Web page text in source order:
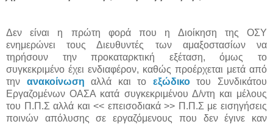
Δεν είναι η πρώτη φορά που η Διοίκηση της ΟΣΥ
ενημερώνει τους Διευθυντές των αμαξοστασίων να
τηρήσουν την προκαταρκτική εξέταση, όμως το
συγκεκριμένο έχει ενδιαφέρον, καθώς προέρχεται μετά από
την ανακοίνωση αλλά και το εξώδικοτου Συνδικάτου
Εργαζομένων ΟΑΣΑ κατά συγκεκριμένου Δ/ντη και μέλους
του Π.Π.Σ αλλά και << επεισοδιακά >> Π.Π.Σ με εισηγήσεις
ποινών απόλυσης σε εργαζόμενους που δεν έγινε καν